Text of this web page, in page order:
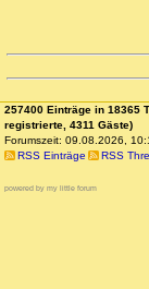
257400 Einträge in 18365
registrierte, 4311 Gäste)
Forumszeit: 09.08.2026,
RSS Einträge
RSS
powered by my little forum